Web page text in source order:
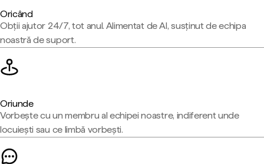
Oricând
Obții ajutor 24/7, tot anul. Alimentat de AI, susținut de echipa
noastră de suport.
Oriunde
Vorbește cu un membru al echipei noastre, indiferent unde
locuiești sau ce limbă vorbești.